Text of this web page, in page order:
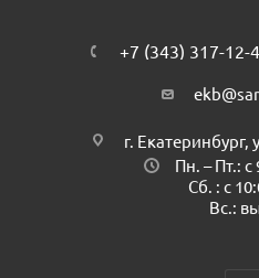
+7 (343) 317-12-
г.
Пн. – Пт.: с
Сб. : с
Вс.: